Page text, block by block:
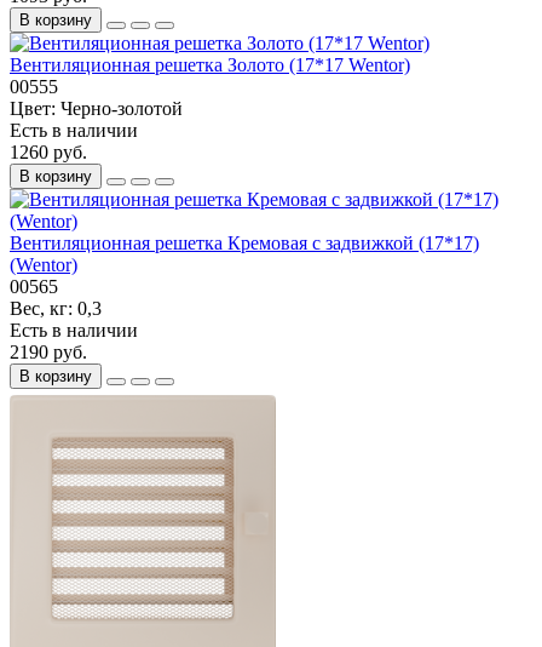
В корзину
Вентиляционная решетка Золото (17*17 Wentor)
00555
Цвет: Черно-золотой
Есть в наличии
1260 руб.
В корзину
Вентиляционная решетка Кремовая с задвижкой (17*17)
(Wentor)
00565
Вес, кг: 0,3
Есть в наличии
2190 руб.
В корзину